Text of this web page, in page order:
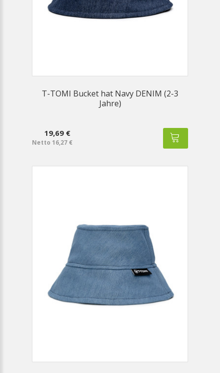
T-TOMI Bucket hat Navy DENIM (2-3
Jahre)
19,69 €
Netto 16,27 €